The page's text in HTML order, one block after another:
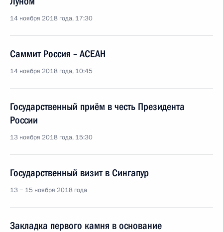
14 ноября 2018 года, 17:30
Саммит Россия – АСЕАН
14 ноября 2018 года, 10:45
Государственный приём в честь Президента
России
13 ноября 2018 года, 15:30
Государственный визит в Сингапур
13 − 15 ноября 2018 года
Закладка первого камня в основание